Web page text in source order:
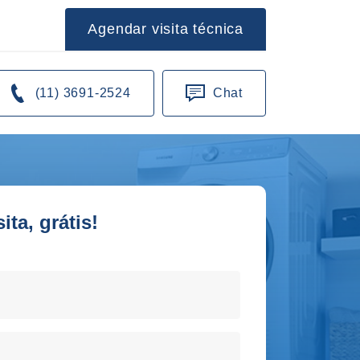
Agendar visita técnica
(11) 3691-2524 Chat
grátis!